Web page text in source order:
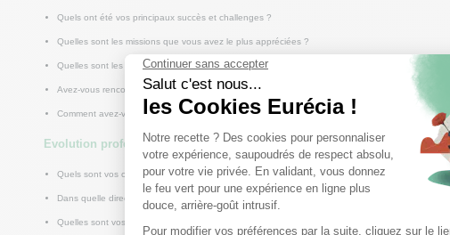
Quels ont été vos principaux succès et challenges ?
Quelles sont les missions que vous avez le plus appréciées ?
Quelles sont les compétences que vous avez développées ?
Avez-vous rencontré des difficultés particulières ?
Comment avez-vous surmonté ces difficultés ?
Evolution professionnelle et aspirations
Quels sont vos objectifs professionnels à court et moyen terme ?
Dans quelle direction souhaitez-vous vous orienter ?
Quelles sont vos aspirations en termes de responsabilités et d'évolution de carrière ?